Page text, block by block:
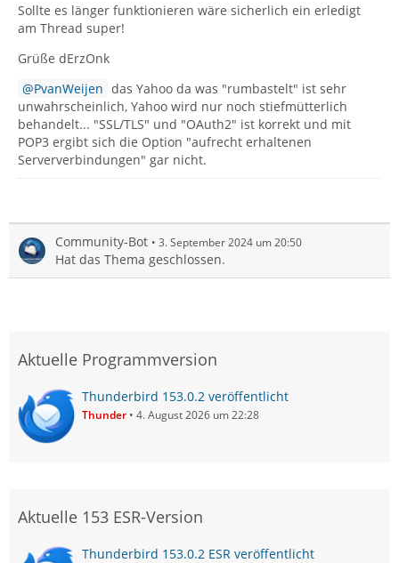
Sollte es länger funktionieren wäre sicherlich ein erledigt
am Thread super!
Grüße dErzOnk
PvanWeijen das Yahoo da was "rumbastelt" ist sehr
unwahrscheinlich, Yahoo wird nur noch stiefmütterlich
behandelt... "SSL/TLS" und "OAuth2" ist korrekt und mit
POP3 ergibt sich die Option "aufrecht erhaltenen
Serververbindungen" gar nicht.
Community-Bot 3. September 2024 um 20:50
Hat das Thema geschlossen.
Aktuelle Programmversion
Thunderbird 153.0.2 veröffentlicht
Thunder 4. August 2026 um 22:28
Aktuelle 153 ESR-Version
Thunderbird 153.0.2 ESR veröffentlicht